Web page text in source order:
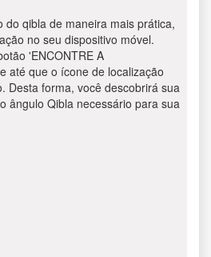
do qibla de maneira mais prática,
no seu dispositivo móvel.
'ENCONTRE A
até que o ícone de localização
Desta forma, você descobrirá sua
ângulo Qibla necessário para sua